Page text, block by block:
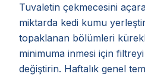
Tuvaletin çekmecesini
miktarda kedi kumu
topaklanan bölümleri
minimuma inmesi için
değiştirin. Haftalık genel